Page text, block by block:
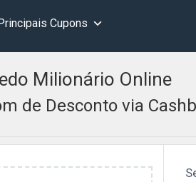
Cupons
Milionário Online
de Desconto via